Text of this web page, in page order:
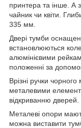
принтера та інше. А
чайник чи квіти.
335 мм.
Двері тумби
встановлюються
алюмінієвими
положенні за
Врізні ручки
металевими
відкриванню дверей.
Металеві опори
можна виставити